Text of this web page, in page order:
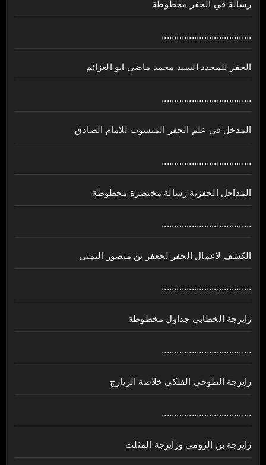
رسالة في الجفر مخطوطة
....................................
الجفر للمجدد السيد محمد ماضي ابو العزائم
....................................
المدخل في علم الجفر المنسوب للامام الصادق
....................................
المداخل الجفرية رسالة مختصرة مخطوطة
....................................
الكشف لاعمال الجفر لجعفر بن منصور اليمني
....................................
زايرجة الخطابي جداول مخطوطة
....................................
زايرجة الطوخي الفلكي خلاصة الزيارج
....................................
زايرجة بن الرومي وزايرجة المثلث